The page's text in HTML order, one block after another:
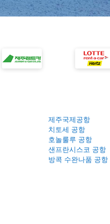
제주국제공항
치토세 공항
호놀룰루 공항
샌프란시스코 공항
방콕 수완나품 공항